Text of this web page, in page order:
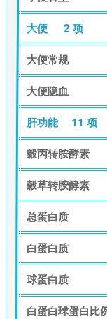
大便 2 项
大便常规
大便隐血
肝功能 11 项
穀丙转胺酵素
穀草转胺酵素
总蛋白质
白蛋白质
球蛋白质
白蛋白球蛋白比